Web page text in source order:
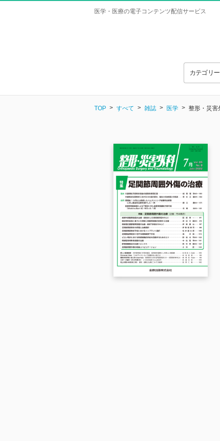
医学・医療の電子コンテンツ配信サービス
カテゴリ
TOP すべて 雑誌 医学 整形・災害